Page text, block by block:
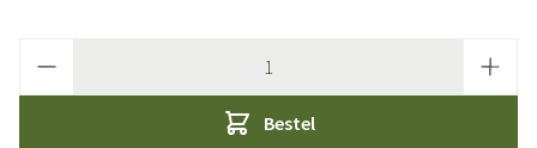
Bestel